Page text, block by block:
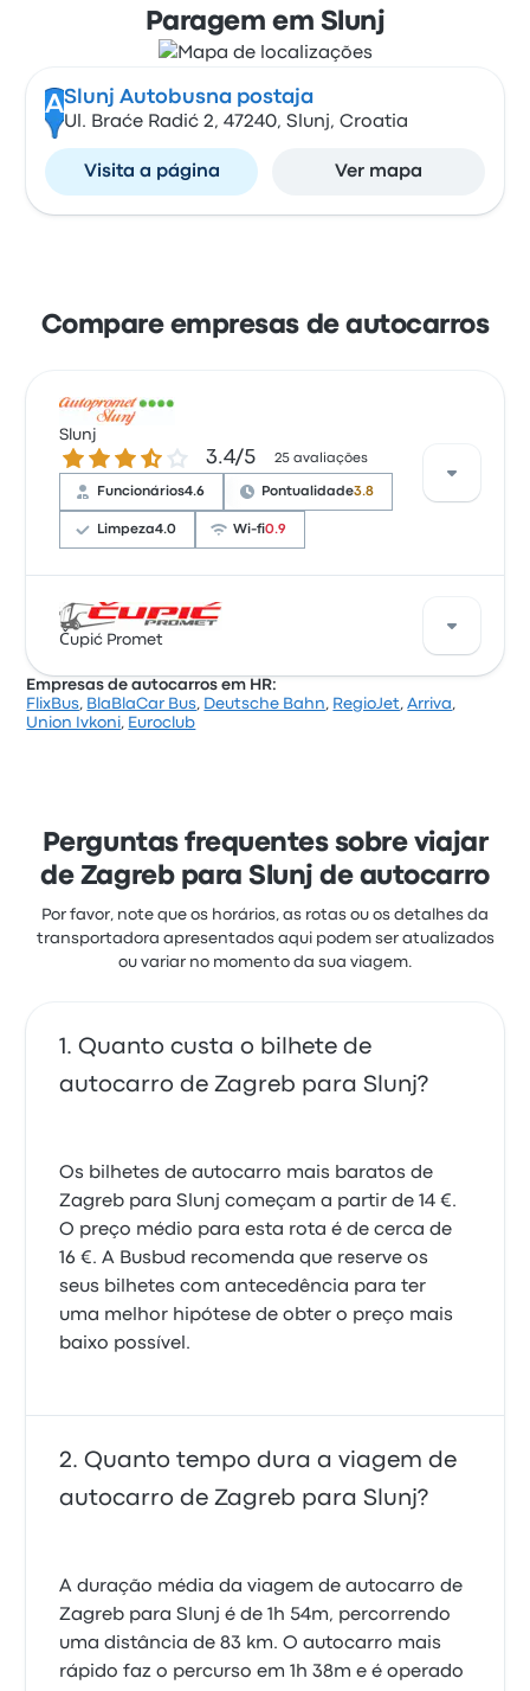
Paragem em Slunj
ASlunj Autobusna postaja
Ul. Braće Radić 2, 47240, Slunj, Croatia
Visita a página Ver mapa
Compare empresas de autocarros
Slunj
3.4 de 5 estrelas 3.4/5 25 avaliações
Funcionários4.6 Pontualidade3.8
Limpeza4.0 Wi-fi0.9
Com base em 25 avaliações, a empresa foi
classificada com 3.4 estrelas na Busbud. Os
pessoal e a temperatura, mas queixaram-se
frequentemente de as tomadas elétricas. Os preços
de bilhetes de Slunj para esta viagem começam em
Čupić Promet
Čupić Promet oferece 1 autocarros diários de Zagreb
Empresas de autocarros em HR:
FlixBus, BlaBlaCar Bus, Deutsche Bahn, RegioJet,Arriva,
Union Ivkoni, Euroclub
Perguntas frequentes sobre viajar
de Zagreb para Slunj de autocarro
Por favor, note que os horários, as rotas ou os detalhes da
transportadora apresentados aqui podem ser atualizados
ou variar no momento da sua viagem.
Quanto custa o bilhete de
autocarro de Zagreb para Slunj?
Os bilhetes de autocarro mais baratos de
Zagreb para Slunj começam a partir de 14 €.
O preço médio para esta rota é de cerca de
16 €. A Busbud recomenda que reserve os
seus bilhetes com antecedência para ter
uma melhor hipótese de obter o preço mais
baixo possível.
Quanto tempo dura a viagem de
autocarro de Zagreb para Slunj?
A duração média da viagem de autocarro de
Zagreb para Slunj é de 1h 54m, percorrendo
uma distância de 83 km. O autocarro mais
rápido faz o percurso em 1h 38m e é operado